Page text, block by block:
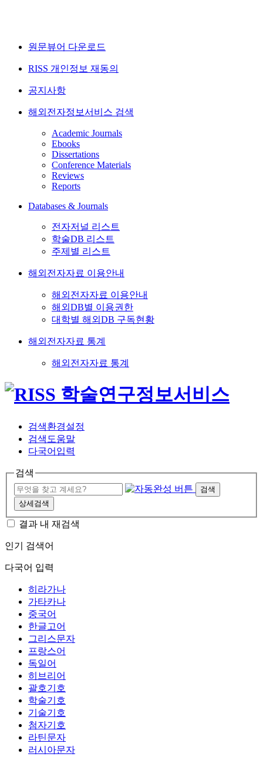
원문뷰어 다운로드
RISS 개인정보 재동의
공지사항
해외전자정보서비스 검색
Academic Journals
Ebooks
Dissertations
Conference Materials
Reviews
Reports
Databases & Journals
전자저널 리스트
학술DB 리스트
주제별 리스트
해외전자자료 이용안내
해외전자자료 이용안내
해외DB별 이용권한
대학별 해외DB 구독현황
해외전자자료 통계
해외전자자료 통계
검색환경설정
검색도움말
다국어입력
검색
검색
상세검색
결과 내 재검색
인기 검색어
다국어 입력
히라가나
가타카나
중국어
한글고어
그리스문자
프랑스어
독일어
히브리어
괄호기호
학술기호
기술기호
첨자기호
라틴문자
러시아문자